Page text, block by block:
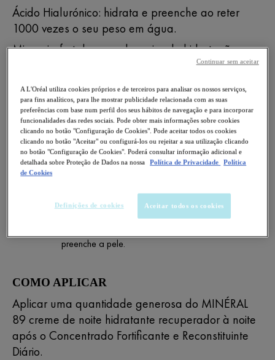
Ácido Hialurónico: hidrata e preenche ao reter
1000 vezes o seu peso em água.
Minerais: fortalecem a barreira de hidratação,
protegendo a pele contra fatores externos como a
Ingredientes principais
MELATONINA
Ajuda a ativar a recuperação natural da pele
durante a noite e a reforçar as suas defesas
ÁCIDO HIALURÓNICO PURO
Um ativo dermatológico de referência! Ao reter
preenche a pele.
COMO APLICAR
Aplicar uma quantidade generosa do MINÉRAL
89 creme de noite hidratante recuperador à noite
após o Concentrado Fortificante e Reconstituinte
Diário.
A L'Oréal utiliza cookies próprios e de terceiros para analisar os nossos serviços,
para fins analíticos, para lhe mostrar publicidade relacionada com as suas
preferências com base num perfil dos seus hábitos de navegação e para incorporar
funcionalidades das redes sociais. Pode obter mais informações sobre cookies
clicando no botão "Configuração de Cookies". Pode aceitar todos os cookies
clicando no botão "Aceitar" ou configurá-los ou rejeitar a sua utilização clicando
no botão "Configuração de Cookies". Poderá consultar informação adicional e
detalhada sobre Proteção de Dados na nossa
Política de Privacidade
Política
de Cookies
Definições de cookies Aceitar todos os cookies
Continuar sem aceitar